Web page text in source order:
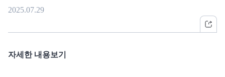
2025.07.29
자세한 내용보기